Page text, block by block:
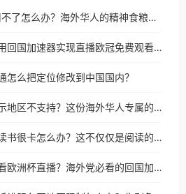
蜻蜓FM在俄罗斯用不了怎么办？海外华人的精神食粮补给方案
海外党必看：如何用回国加速器实现直播欧冠免费观看？附影视音乐全攻略
怎么把定位修改到中国国内？
国外听书旗小说显示地区不支持？这份海外华人专属的国内内容解锁指南请收好
在国外用连尚免费读书很卡怎么办？这不仅仅是阅读的烦恼
韩国怎么用爱奇艺看欧洲杯直播？海外党必看的回国加速全攻略